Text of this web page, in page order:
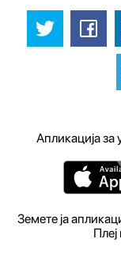
Апликација за
Земете ја